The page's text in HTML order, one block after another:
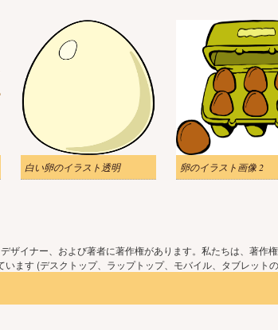
白い卵のイラスト透明 卵のイラスト画像 2
ザイナー、および著者に著作権があります。私たちは、著
ます (デスクトップ、ラップトップ、モバイル、タブレット